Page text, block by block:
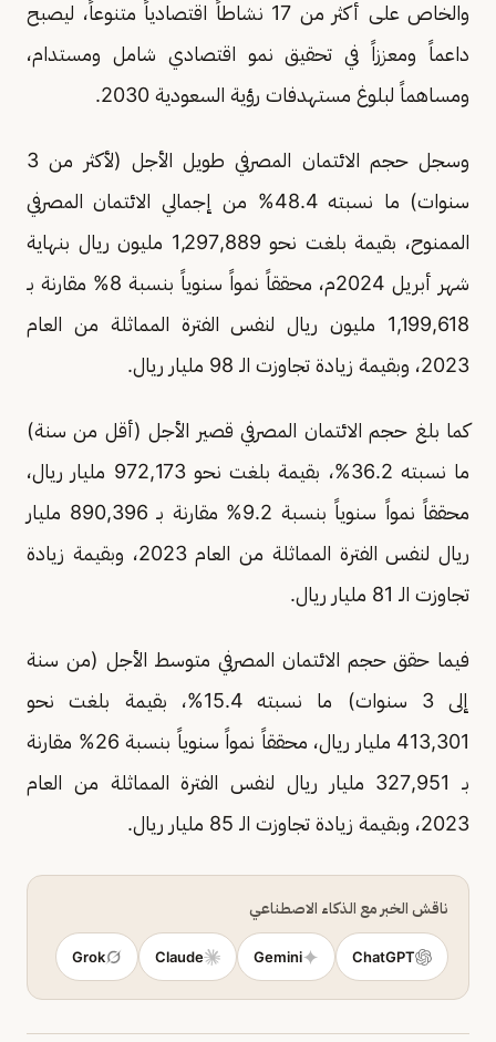
والخاص على أكثر من 17 نشاطاً اقتصادياً متنوعاً، ليصبح
داعماً ومعززاً في تحقيق نمو اقتصادي شامل ومستدام،
ومساهماً لبلوغ مستهدفات رؤية السعودية 2030.
وسجل حجم الائتمان المصرفي طويل الأجل (لأكثر من 3
سنوات) ما نسبته 48.4% من إجمالي الائتمان المصرفي
الممنوح، بقيمة بلغت نحو 1,297,889 مليون ريال بنهاية
شهر أبريل 2024م، محققاً نمواً سنوياً بنسبة 8% مقارنة بـ
1,199,618 مليون ريال لنفس الفترة المماثلة من العام
2023، وبقيمة زيادة تجاوزت الـ 98 مليار ريال.
كما بلغ حجم الائتمان المصرفي قصير الأجل (أقل من سنة)
ما نسبته 36.2%، بقيمة بلغت نحو 972,173 مليار ريال،
محققاً نمواً سنوياً بنسبة 9.2% مقارنة بـ 890,396 مليار
ريال لنفس الفترة المماثلة من العام 2023، وبقيمة زيادة
تجاوزت الـ 81 مليار ريال.
فيما حقق حجم الائتمان المصرفي متوسط الأجل (من سنة
إلى 3 سنوات) ما نسبته 15.4%، بقيمة بلغت نحو
413,301 مليار ريال، محققاً نمواً سنوياً بنسبة 26% مقارنة
بـ 327,951 مليار ريال لنفس الفترة المماثلة من العام
2023، وبقيمة زيادة تجاوزت الـ 85 مليار ريال.
ناقش الخبر مع الذكاء الاصطناعي
ChatGPT
Gemini
Claude
Grok